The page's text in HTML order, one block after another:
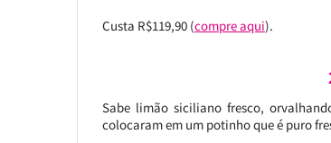
Custa R$119,90 (compre aqui).
Sabe limão siciliano fresco,
colocaram em um potinho que é puro